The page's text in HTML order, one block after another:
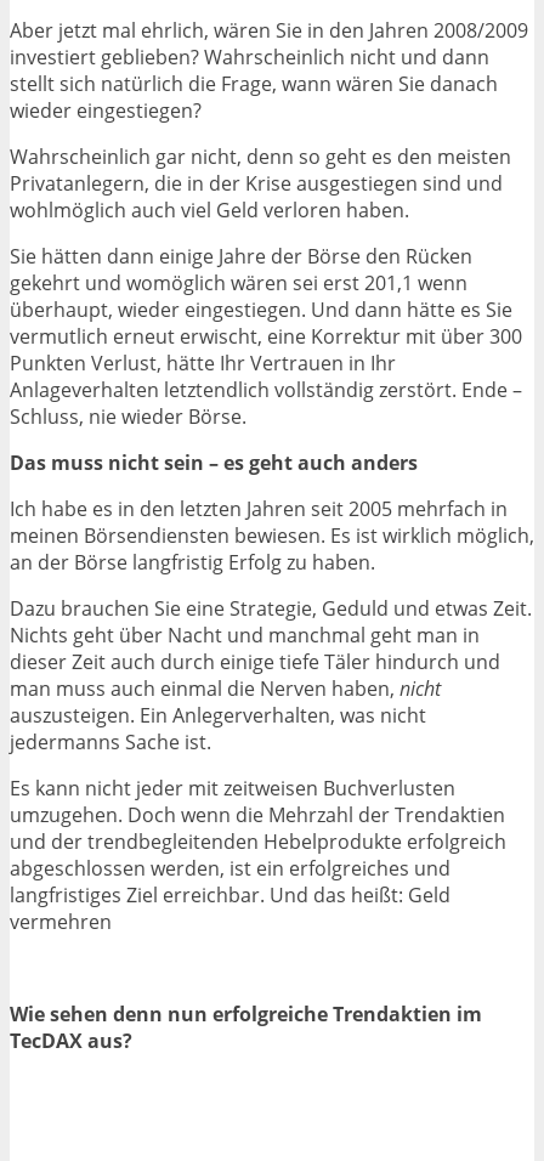
Aber jetzt mal ehrlich, wären Sie in den Jahren 2008/2009
investiert geblieben? Wahrscheinlich nicht und dann
stellt sich natürlich die Frage, wann wären Sie danach
wieder eingestiegen?
Wahrscheinlich gar nicht, denn so geht es den meisten
Privatanlegern, die in der Krise ausgestiegen sind und
wohlmöglich auch viel Geld verloren haben.
Sie hätten dann einige Jahre der Börse den Rücken
gekehrt und womöglich wären sei erst 201,1 wenn
überhaupt, wieder eingestiegen. Und dann hätte es Sie
vermutlich erneut erwischt, eine Korrektur mit über 300
Punkten Verlust, hätte Ihr Vertrauen in Ihr
Anlageverhalten letztendlich vollständig zerstört. Ende –
Schluss, nie wieder Börse.
Das muss nicht sein – es geht auch anders
Ich habe es in den letzten Jahren seit 2005 mehrfach in
meinen Börsendiensten bewiesen. Es ist wirklich möglich,
an der Börse langfristig Erfolg zu haben.
Dazu brauchen Sie eine Strategie, Geduld und etwas Zeit.
Nichts geht über Nacht und manchmal geht man in
dieser Zeit auch durch einige tiefe Täler hindurch und
man muss auch einmal die Nerven haben, nicht
auszusteigen. Ein Anlegerverhalten, was nicht
jedermanns Sache ist.
Es kann nicht jeder mit zeitweisen Buchverlusten
umzugehen. Doch wenn die Mehrzahl der Trendaktien
und der trendbegleitenden Hebelprodukte erfolgreich
abgeschlossen werden, ist ein erfolgreiches und
langfristiges Ziel erreichbar. Und das heißt: Geld
vermehren
Wie sehen denn nun erfolgreiche Trendaktien im
TecDAX aus?